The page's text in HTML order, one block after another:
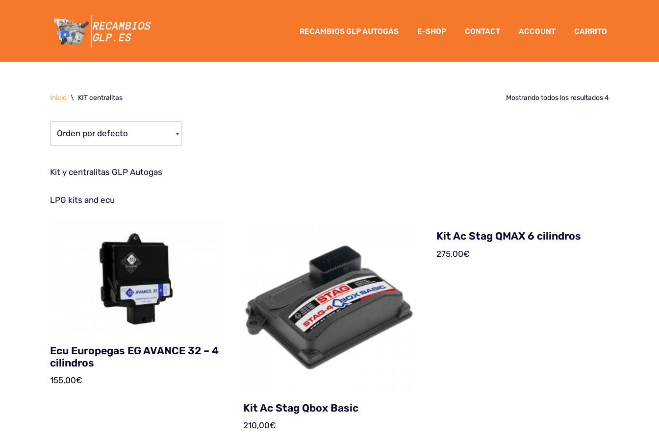
RECAMBIOS GLP AUTOGAS E-SHOP CONTACT ACCOUNT CARRITO
Inicio \ KIT centralitas Mostrando todos los resultados 4
Kit y centralitas GLP Autogas
LPG kits and ecu
Ecu Europegas EG AVANCE 32 – 4
cilindros
155,00€
Kit Ac Stag Qbox Basic
210,00€
Kit Ac Stag QMAX 6 cilindros
275,00€